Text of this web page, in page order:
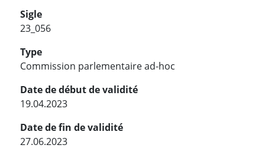
Sigle
23_056
Type
Commission parlementaire ad-hoc
Date de début de validité
19.04.2023
Date de fin de validité
27.06.2023